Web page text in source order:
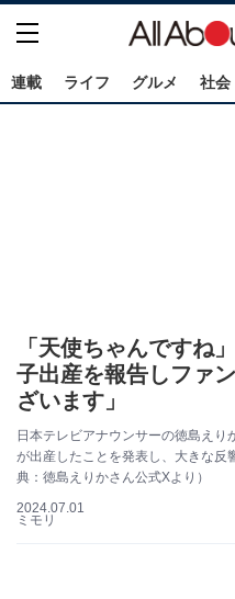
連載 ライフ グルメ 社会
「天使ちゃんですね
子出産を報告しファ
ざいます」
日本テレビアナウンサーの徳島え
が出産したことを発表し、大きな反
典：徳島えりかさん公式Xより）
2024.07.01
ミモリ